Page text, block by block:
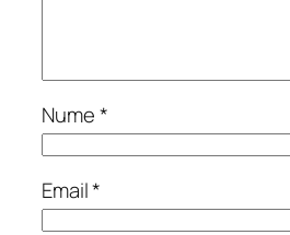
Nume*
Email*